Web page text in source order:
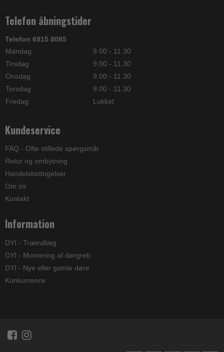
Telefon åbningstider
Telefon 6915 8085
Mandag
9.00 - 11.30
Tirsdag
9.00 - 11.30
Onsdag
9.00 - 11.30
Torsdag
9.00 - 11.30
Fredag
Lukket
Kundeservice
FAQ - Ofte stillede spørgsmål
Retur og ombytning
Handelsbetingelser
Om os
Kontakt
Information
DYI - Træindlæg
DYI - Montering af dørgreb
DYI - Nye eller gamle døre
Konkurrence